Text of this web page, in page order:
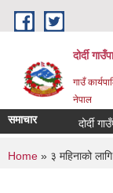
Skip to main content
दोर्दी
गाउँ
नेपाल
समाचार दोर्दी
You are
Home » ३ महिनाको